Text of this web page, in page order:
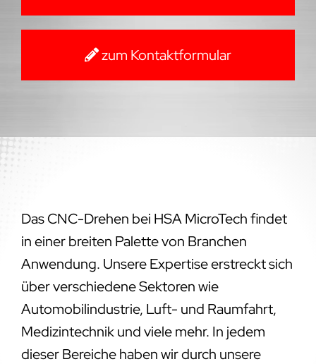
zum Kontaktformular
Das CNC-Drehen bei HSA MicroTech findet
in einer breiten Palette von Branchen
Anwendung. Unsere Expertise erstreckt sich
über verschiedene Sektoren wie
Automobilindustrie, Luft- und Raumfahrt,
Medizintechnik und viele mehr. In jedem
dieser Bereiche haben wir durch unsere